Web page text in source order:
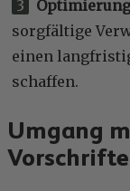
sorgfältige
einen
schaffen.
Umgang